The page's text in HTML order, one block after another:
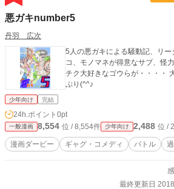
悪ガキnumber5
丹羽 広次
5人の悪ガキによる騒動記、リ
コ、モノマネが得意なサブ、怪
チク大好きなゴウらが・・・・ 大人も顔負けのワル知恵たっ
ぷり(^^♪
少年向け 完結
24h.ポイント 0pt
一般漫画 8,554 位 / 8,554件 少年向け 2,488 位 /
漫画ダービー ギャグ・コメディ バトル
最終更新日